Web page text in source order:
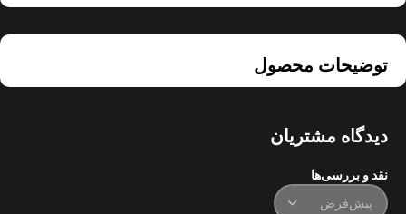
توضیحات محصول
دیدگاه مشتریان
نقد و بررسی‌ها